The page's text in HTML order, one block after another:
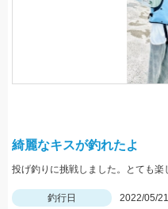
綺麗なキスが釣れたよ
投げ釣りに挑戦しました。とても楽
釣行日 2022/05/21